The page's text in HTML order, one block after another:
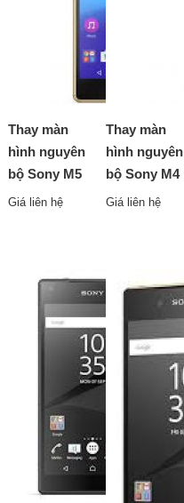
Thay màn
hình nguyên
bộ Sony M5
Giá liên hệ
Thay màn
hình nguyên
bộ Sony M4
Giá liên hệ